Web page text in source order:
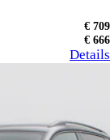
€ 709
€ 666
Details